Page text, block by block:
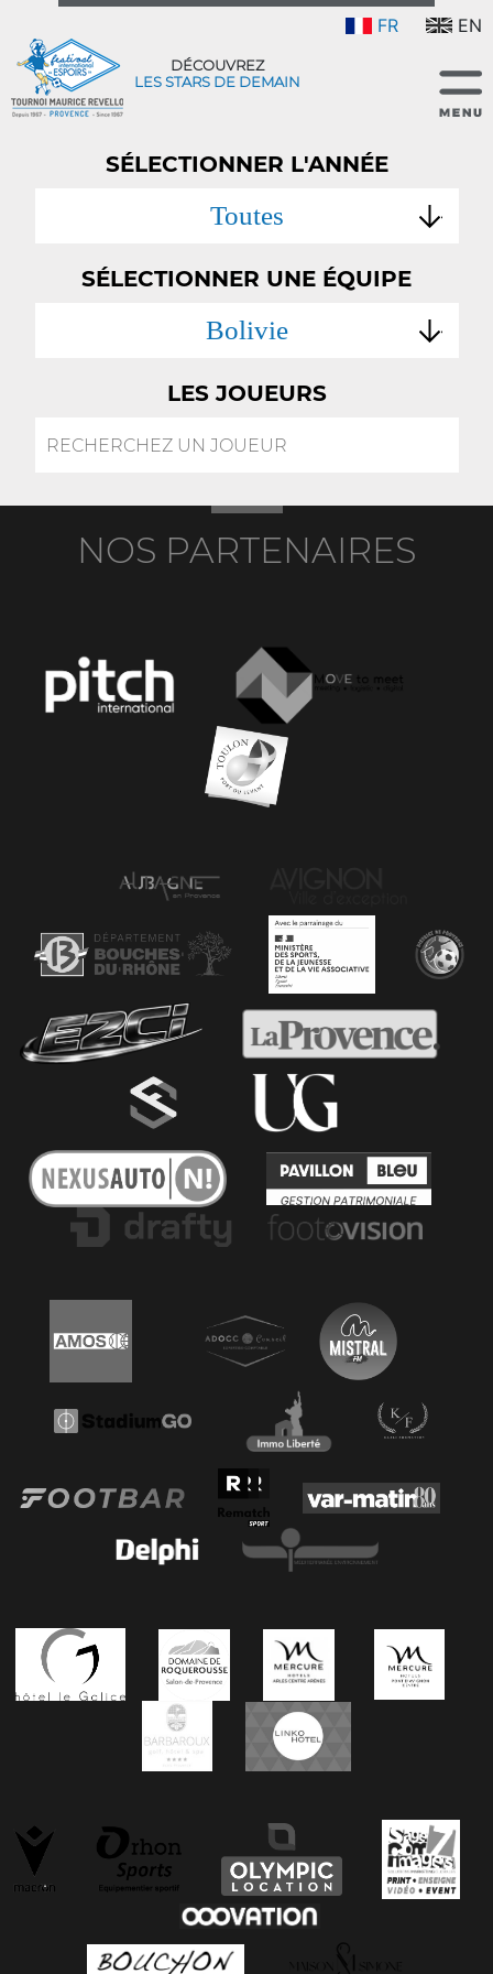
FR EN
DÉCOUVREZ
LES STARS DE DEMAIN
SÉLECTIONNER L'ANNÉE
Toutes
SÉLECTIONNER UNE ÉQUIPE
Bolivie
LES JOUEURS
NOS PARTENAIRES